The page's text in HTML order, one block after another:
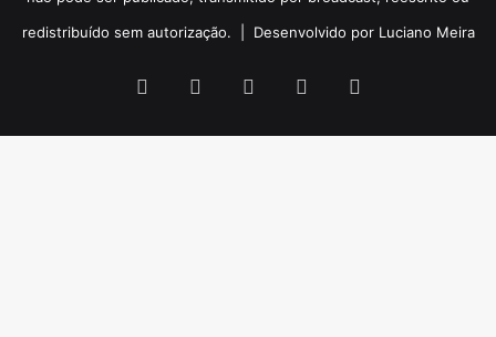
redistribuído sem autorização. | Desenvolvido por Luciano Meira
Facebook YouTubeInstagram